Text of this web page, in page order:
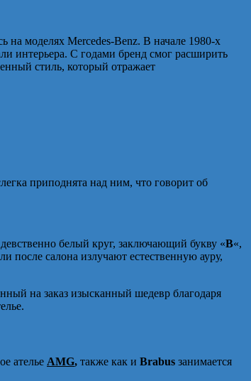
моделях Mercedes-Benz. В начале 1980-х
интерьера. С годами бренд смог расширить
стиль, который отражает
приподнята над ним, что говорит об
белый круг, заключающий букву «B«,
салона излучают естественную ауру,
на заказ изысканный шедевр благодаря
ателье AMG, также как и Brabus занимается